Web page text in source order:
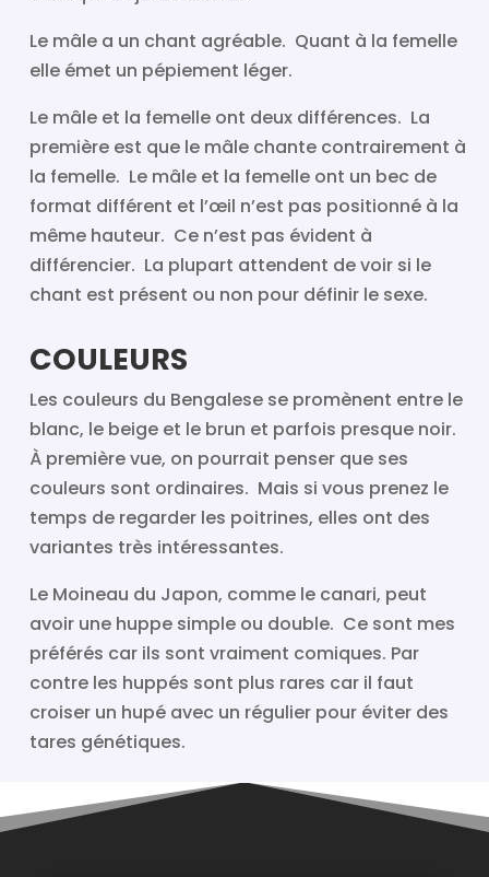
Le mâle a un chant agréable. Quant à la femelle
elle émet un pépiement léger.
Le mâle et la femelle ont deux différences. La
première est que le mâle chante contrairement à
la femelle. Le mâle et la femelle ont un bec de
format différent et l’œil n’est pas positionné à la
même hauteur. Ce n’est pas évident à
différencier. La plupart attendent de voir si le
chant est présent ou non pour définir le sexe.
COULEURS
Les couleurs du Bengalese se promènent entre le
blanc, le beige et le brun et parfois presque noir.
À première vue, on pourrait penser que ses
couleurs sont ordinaires. Mais si vous prenez le
temps de regarder les poitrines, elles ont des
variantes très intéressantes.
Le Moineau du Japon, comme le canari, peut
avoir une huppe simple ou double. Ce sont mes
préférés car ils sont vraiment comiques. Par
contre les huppés sont plus rares car il faut
croiser un hupé avec un régulier pour éviter des
tares génétiques.